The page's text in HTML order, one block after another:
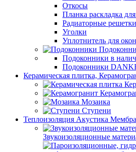
Откосы
Планка раскладка
Радиаторные решетки
Уголки
Уплотнитель для окон
Подоконники в
Подоконники
Керамическая плитка,
Мозаика
Ступени
Теплоизоляция Акустика
Звукоизоляционные